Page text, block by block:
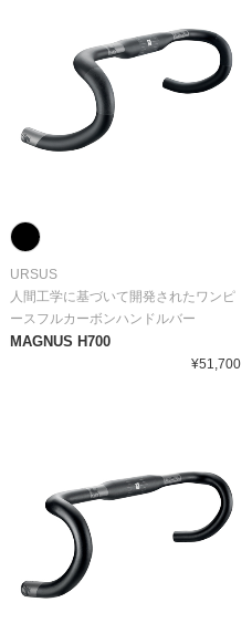
URSUS
人間工学に基づいて開発されたワンピ
ースフルカーボンハンドルバー
MAGNUS H700
¥51,700